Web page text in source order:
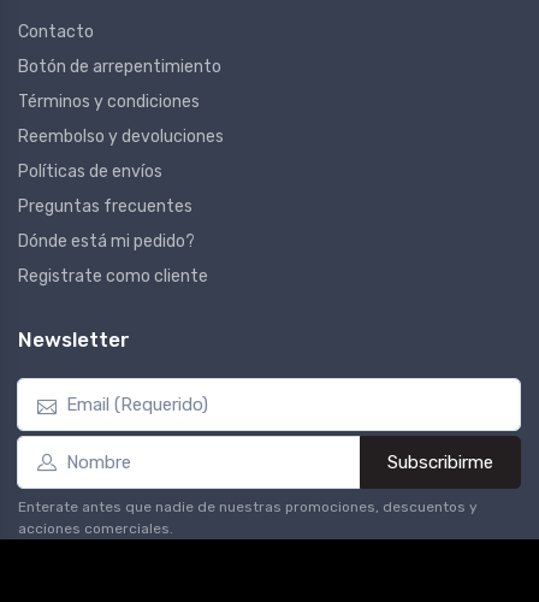
Contacto
Botón de arrepentimiento
Términos y condiciones
Reembolso y devoluciones
Políticas de envíos
Preguntas frecuentes
Dónde está mi pedido?
Registrate como cliente
Newsletter
Subscribirme
Enterate antes que nadie de nuestras promociones, descuentos y
acciones comerciales.